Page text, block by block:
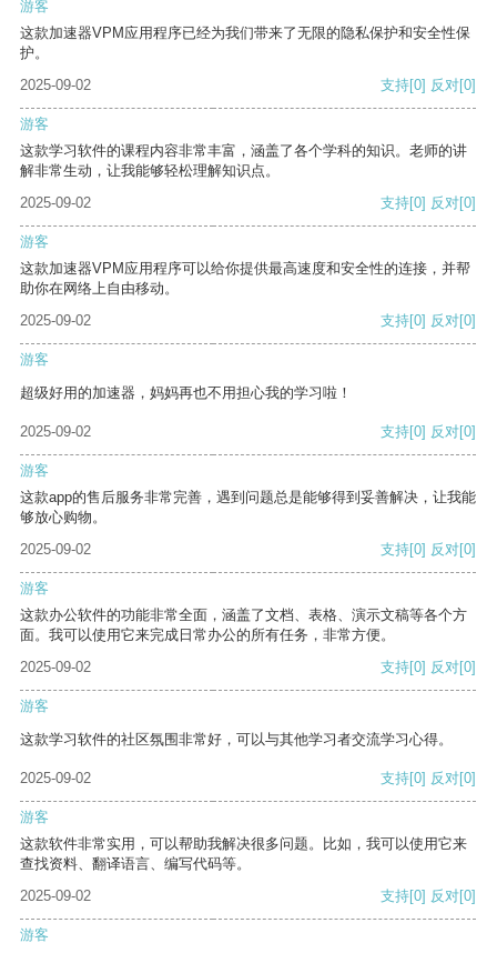
游客
这款加速器VPM应用程序已经为我们带来了无限的隐私保护和安全性保
护。
2025-09-02
支持[0] 反对[0]
游客
这款学习软件的课程内容非常丰富，涵盖了各个学科的知识。老师的讲
解非常生动，让我能够轻松理解知识点。
2025-09-02
支持[0] 反对[0]
游客
这款加速器VPM应用程序可以给你提供最高速度和安全性的连接，并帮
助你在网络上自由移动。
2025-09-02
支持[0] 反对[0]
游客
超级好用的加速器，妈妈再也不用担心我的学习啦！
2025-09-02 支持[0] 反对[0]
游客
这款app的售后服务非常完善，遇到问题总是能够得到妥善解决，让我能
够放心购物。
2025-09-02
支持[0] 反对[0]
游客
这款办公软件的功能非常全面，涵盖了文档、表格、演示文稿等各个方
面。我可以使用它来完成日常办公的所有任务，非常方便。
2025-09-02
支持[0] 反对[0]
游客
这款学习软件的社区氛围非常好，可以与其他学习者交流学习心得。
2025-09-02 支持[0] 反对[0]
游客
这款软件非常实用，可以帮助我解决很多问题。比如，我可以使用它来
查找资料、翻译语言、编写代码等。
2025-09-02
支持[0] 反对[0]
游客